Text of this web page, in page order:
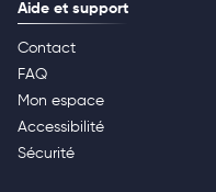
Aide et support
Contact
FAQ
Mon espace
Accessibilité
Sécurité